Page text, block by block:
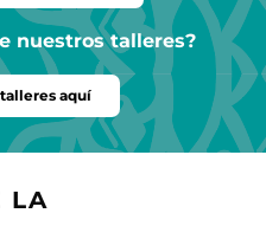
nuestros talleres?
aquí
LA